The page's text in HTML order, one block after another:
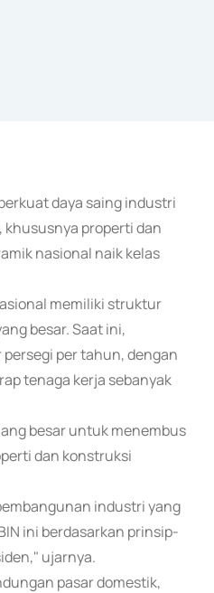
daya saing industri
khususnya properti dan
nasional naik kelas
memiliki struktur
besar. Saat ini,
per tahun, dengan
tenaga kerja sebanyak
besar untuk menembus
dan konstruksi
industri yang
ini berdasarkan prinsip-
ujarnya.
pasar domestik,